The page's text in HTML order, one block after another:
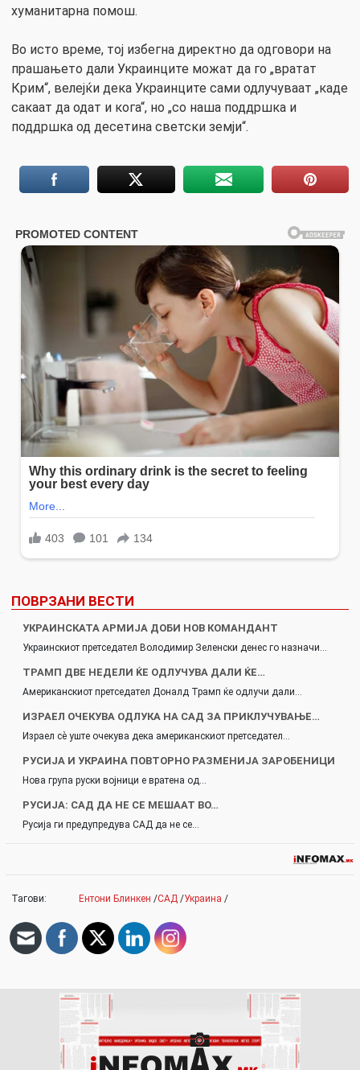
хуманитарна помош.
Во исто време, тој избегна директно да одговори на
прашањето дали Украинците можат да го „вратат
Крим“, велејќи дека Украинците сами одлучуваат „каде
сакаат да одат и кога“, но „со наша поддршка и
поддршка од десетина светски земји“.
ПОВРЗАНИ ВЕСТИ
УКРАИНСКАТА АРМИЈА ДОБИ НОВ КОМАНДАНТ
Украинскиот претседател Володимир Зеленски денес го назначи…
ТРАМП ДВЕ НЕДЕЛИ ЌЕ ОДЛУЧУВА ДАЛИ ЌЕ…
Американскиот претседател Доналд Трамп ќе одлучи дали…
ИЗРАЕЛ ОЧЕКУВА ОДЛУКА НА САД ЗА ПРИКЛУЧУВАЊЕ…
Израел сè уште очекува дека американскиот претседател…
РУСИЈА И УКРАИНА ПОВТОРНО РАЗМЕНИЈА ЗАРОБЕНИЦИ
Нова група руски војници е вратена од…
РУСИЈА: САД ДА НЕ СЕ МЕШААТ ВО…
Русија ги предупредува САД да не се…
Тагови: Ентони Блинкен /САД /Украина /